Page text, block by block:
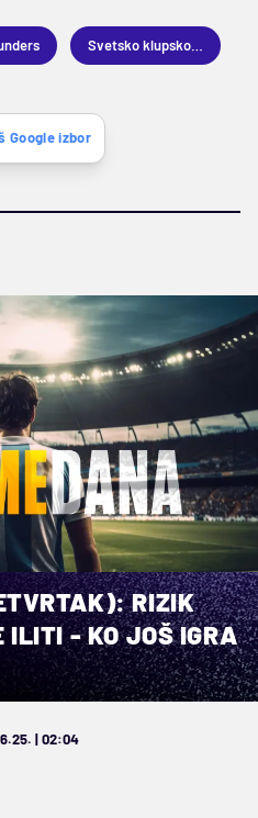
Google izbor
RIZIK
- KO JOŠ IGRA
| 02:04